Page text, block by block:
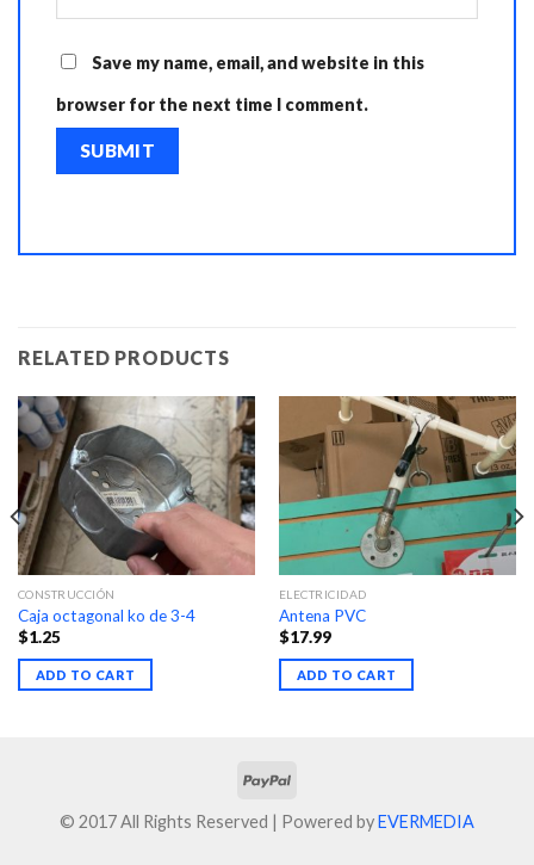
Save my name, email, and website in this
browser for the next time I comment.
RELATED PRODUCTS
CONSTRUCCIÓN
Caja octagonal ko de 3-4
$1.25
ADD TO CART
ELECTRICIDAD
Antena PVC
$17.99
ADD TO CART
© 2017 All Rights Reserved | Powered byEVERMEDIA